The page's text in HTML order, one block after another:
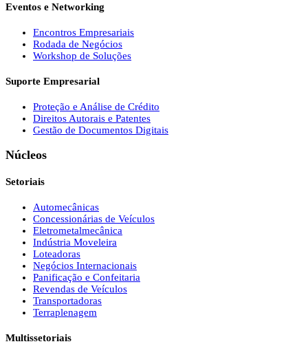
Eventos e Networking
Encontros Empresariais
Rodada de Negócios
Workshop de Soluções
Suporte Empresarial
Proteção e Análise de Crédito
Direitos Autorais e Patentes
Gestão de Documentos Digitais
Núcleos
Setoriais
Automecânicas
Concessionárias de Veículos
Eletrometalmecânica
Indústria Moveleira
Loteadoras
Negócios Internacionais
Panificação e Confeitaria
Revendas de Veículos
Transportadoras
Terraplenagem
Multissetoriais